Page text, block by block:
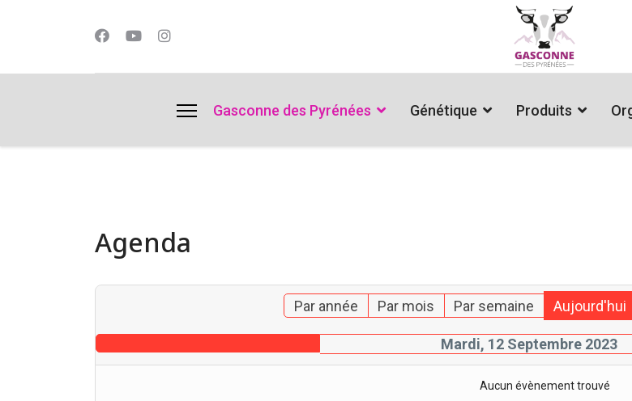
Gasconne des Pyrénées Génétique Produits
Agenda
Par année Par mois Par semaine Aujourd'hui
Mardi, 12 Septembre 2023
Aucun évènement trouvé